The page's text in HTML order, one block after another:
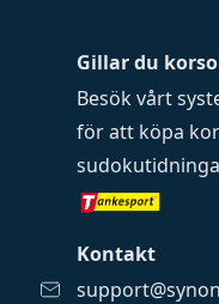
Gillar du
Besök vårt
för att köpa
Kontakt